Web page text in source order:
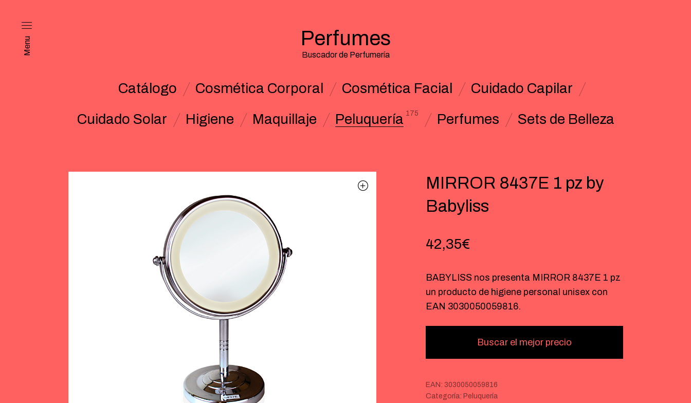
Menu Perfumes
Buscador de Perfumería
Catálogo Cosmética Corporal Cosmética Facial
Cuidado Capilar
Cuidado Solar
Higiene Maquillaje Peluquería 175 Perfumes Sets de Belleza
MIRROR 8437E 1 pz by
Babyliss
42,35€
BABYLISS nos presenta MIRROR 8437E 1 pz
un producto de higiene personal unisex con
EAN 3030050059816.
Buscar el mejor precio
EAN: 3030050059816
Categoría: Peluquería